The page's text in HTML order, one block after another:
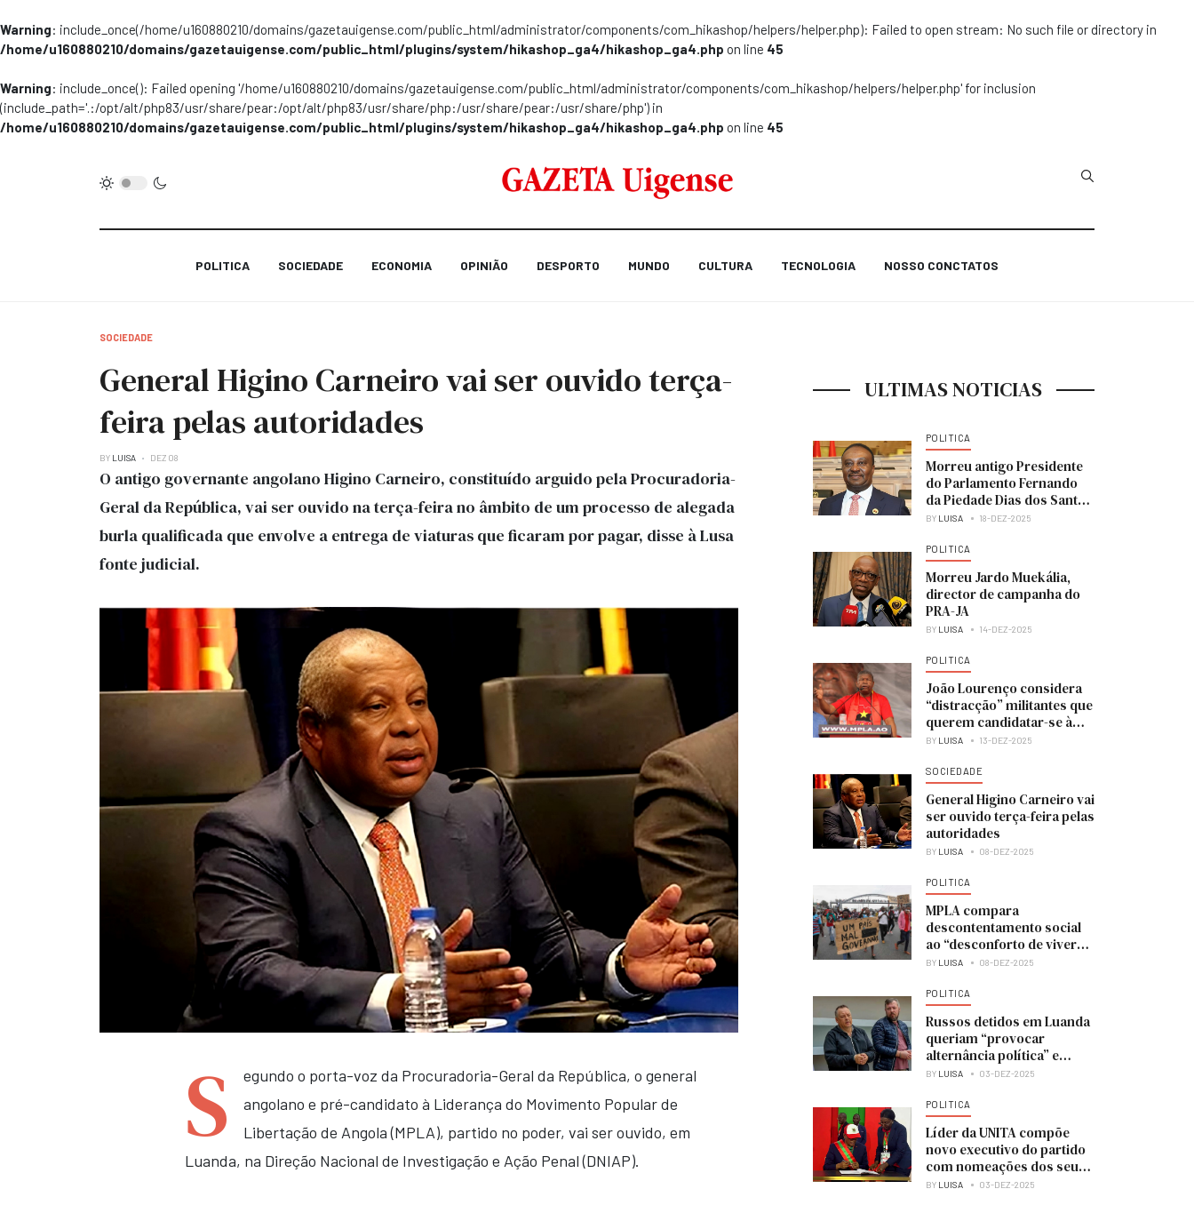
Warning: include_once(/home/u160880210/domains/gazetauigense.com/public_html/administrator/components/com_hikashop/helpers/helper.php): Failed to open stream: No such file or directory in
/home/u160880210/domains/gazetauigense.com/public_html/plugins/system/hikashop_ga4/hikashop_ga4.php on line 45
Warning: include_once(): Failed opening '/home/u160880210/domains/gazetauigense.com/public_html/administrator/components/com_hikashop/helpers/helper.php' for inclusion
(include_path='.:/opt/alt/php83/usr/share/pear:/opt/alt/php83/usr/share/php:/usr/share/pear:/usr/share/php') in
/home/u160880210/domains/gazetauigense.com/public_html/plugins/system/hikashop_ga4/hikashop_ga4.php on line 45
Type 2 or more
POLITICA SOCIEDADE ECONOMIA OPINIÃO DESPORTO MUNDO CULTURA TECNOLOGIA NOSSO CONCTATOS
SOCIEDADE
General Higino Carneiro vai ser ouvido terça-
feira pelas autoridades
BY LUISA DEZ 08
O antigo governante angolano Higino Carneiro, constituído arguido pela Procuradoria-
Geral da República, vai ser ouvido na terça-feira no âmbito de um processo de alegada
burla qualificada que envolve a entrega de viaturas que ficaram por pagar, disse à Lusa
fonte judicial.
S
egundo o porta-voz da Procuradoria-Geral da República, o general
angolano e pré-candidato à Liderança do Movimento Popular de
Libertação de Angola (MPLA), partido no poder, vai ser ouvido, em
Luanda, na Direção Nacional de Investigação e Ação Penal (DNIAP).
ULTIMAS NOTICIAS
POLITICA
Morreu antigo Presidente
do Parlamento Fernando
da Piedade Dias dos Santos
“Nandó”
BY LUISA 18-DEZ-2025
POLITICA
Morreu Jardo Muekália,
director de campanha do
PRA-JA
BY LUISA 14-DEZ-2025
POLITICA
João Lourenço considera
“distracção” militantes que
querem candidatar-se à
liderança do MPLA
BY LUISA 13-DEZ-2025
SOCIEDADE
General Higino Carneiro vai
ser ouvido terça-feira pelas
autoridades
BY LUISA 08-DEZ-2025
POLITICA
MPLA compara
descontentamento social
ao “desconforto de viver
numa casa em obras”
BY LUISA 08-DEZ-2025
POLITICA
Russos detidos em Luanda
queriam “provocar
alternância política” e
colocar UNITA no poder
BY LUISA 03-DEZ-2025
POLITICA
Líder da UNITA compõe
novo executivo do partido
com nomeações dos seus
membros
BY LUISA 03-DEZ-2025